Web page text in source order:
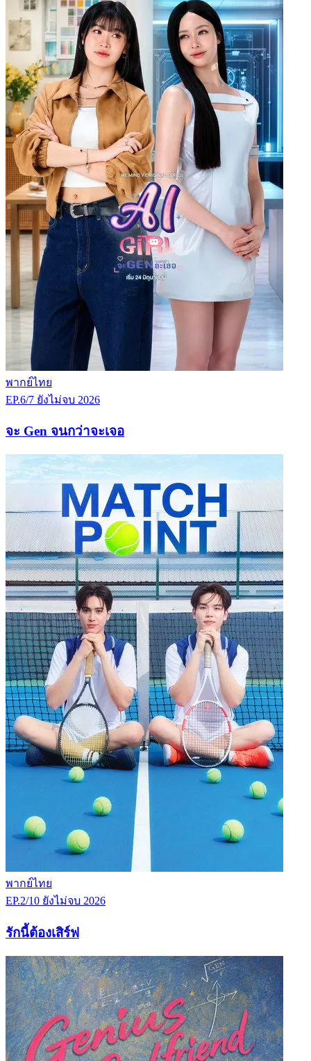
พากย์ไทย
EP.6/7 ยังไม่จบ 2026
จะ Gen จนกว่าจะเจอ
พากย์ไทย
EP.2/10 ยังไม่จบ 2026
รักนี้ต้องเสิร์ฟ